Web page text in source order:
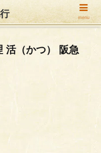
活（かつ） 阪急
menu